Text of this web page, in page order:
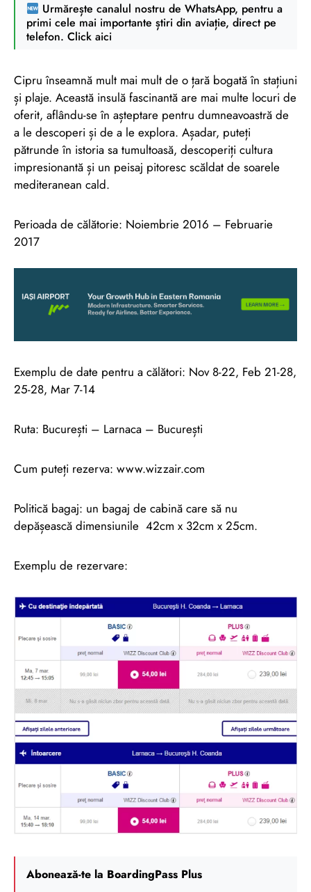
Urmărește canalul nostru de WhatsApp, pentru a
primi cele mai importante știri din aviație, direct pe
telefon. Click aici
Cipru înseamnă mult mai mult de o țară bogată în stațiuni
și plaje. Această insulă fascinantă are mai multe locuri de
oferit, aflându-se în așteptare pentru dumneavoastră de
a le descoperi și de a le explora. Așadar, puteți
pătrunde în istoria sa tumultoasă, descoperiți cultura
impresionantă și un peisaj pitoresc scăldat de soarele
mediteranean cald.
Perioada de călătorie: Noiembrie 2016 – Februarie
2017
Exemplu de date pentru a călători: Nov 8-22, Feb 21-28,
25-28, Mar 7-14
Ruta: București – Larnaca – București
Cum puteți rezerva: www.wizzair.com
Politică bagaj: un bagaj de cabină care să nu
depășească dimensiunile 42cm x 32cm x 25cm.
Exemplu de rezervare:
Abonează-te la BoardingPass Plus